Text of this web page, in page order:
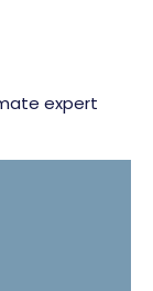
expert